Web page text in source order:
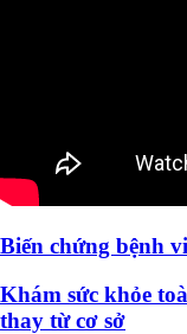
Biến chứng bệnh
Khám sức khỏe
thay từ cơ sở